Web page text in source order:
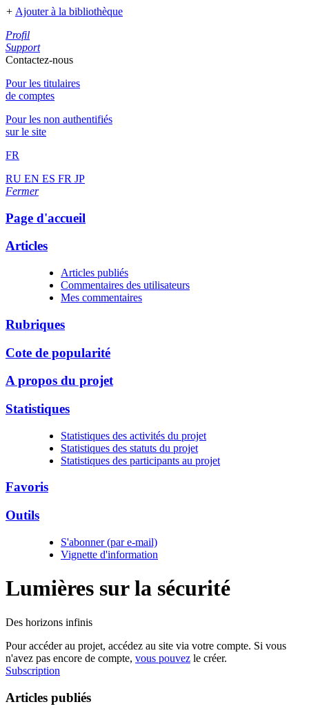
+ Ajouter à la bibliothèque
Profil
Support
Contactez-nous
Pour les titulaires
de comptes
Pour les non authentifiés
sur le site
FR
RU EN ES FR JP
Fermer
Page d'accueil
Articles
Articles publiés
Commentaires des utilisateurs
Mes commentaires
Rubriques
Cote de popularité
A propos du projet
Statistiques
Statistiques des activités du projet
Statistiques des statuts du projet
Statistiques des participants au projet
Favoris
Outils
S'abonner (par e-mail)
Vignette d'information
Lumières sur la sécurité
Des horizons infinis
Pour accéder au projet, accédez au site via votre compte. Si vous
n'avez pas encore de compte, vous pouvez le créer.
Subscription
Articles publiés